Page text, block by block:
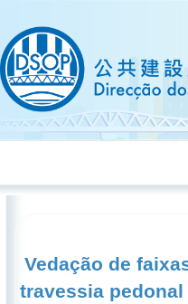
Vedação de
travessia